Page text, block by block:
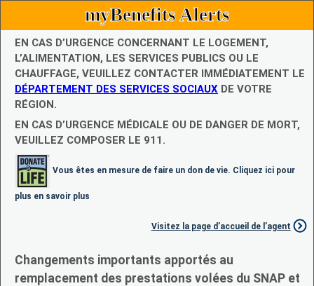
myBenefits Alerts
EN CAS D’URGENCE CONCERNANT LE LOGEMENT,
L’ALIMENTATION, LES SERVICES PUBLICS OU LE
CHAUFFAGE, VEUILLEZ CONTACTER IMMÉDIATEMENT LE
DÉPARTEMENT DES SERVICES SOCIAUX DE VOTRE
RÉGION.
EN CAS D’URGENCE MÉDICALE OU DE DANGER DE MORT,
VEUILLEZ COMPOSER LE 911.
Vous êtes en mesure de faire un don de vie. Cliquez ici pour
plus en savoir plus
Visitez la page d’accueil de l’agent
Changements importants apportés au
remplacement des prestations volées du SNAP et